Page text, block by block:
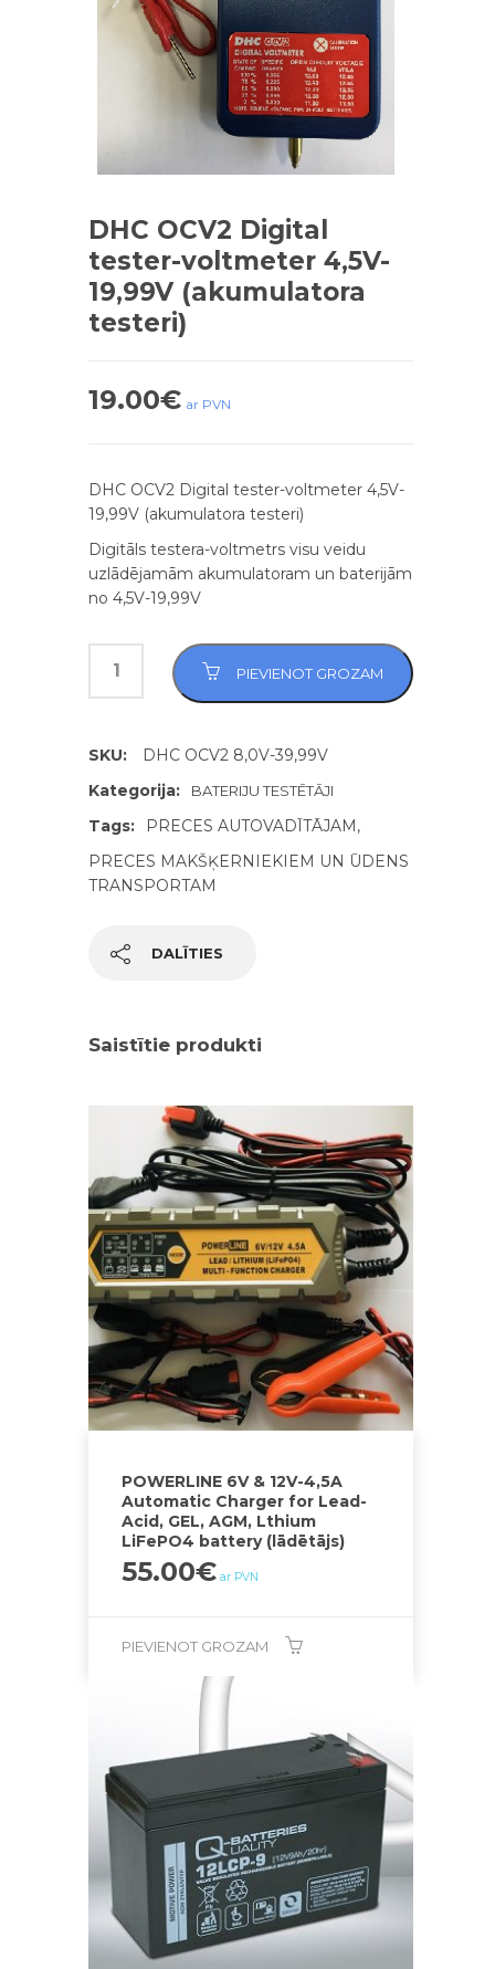
DHC OCV2 Digital
tester-voltmeter 4,5V-
19,99V (akumulatora
testeri)
19.00€ ar PVN
DHC OCV2 Digital tester-voltmeter 4,5V-
19,99V (akumulatora testeri)
Digitāls testera-voltmetrs visu veidu
uzlādējamām akumulatoram un baterijām
no 4,5V-19,99V
PIEVIENOT GROZAM
SKU:
DHC OCV2 8,0V-39,99V
Kategorija:
BATERIJU TESTĒTĀJI
Tags: PRECES AUTOVADĪTĀJAM,
PRECES MAKŠĶERNIEKIEM UN ŪDENS
TRANSPORTAM
DALĪTIES
Saistītie produkti
POWERLINE 6V & 12V-4,5A
Automatic Charger for Lead-
Acid, GEL, AGM, Lthium
LiFePO4 battery (lādētājs)
55.00€ ar PVN
PIEVIENOT GROZAM